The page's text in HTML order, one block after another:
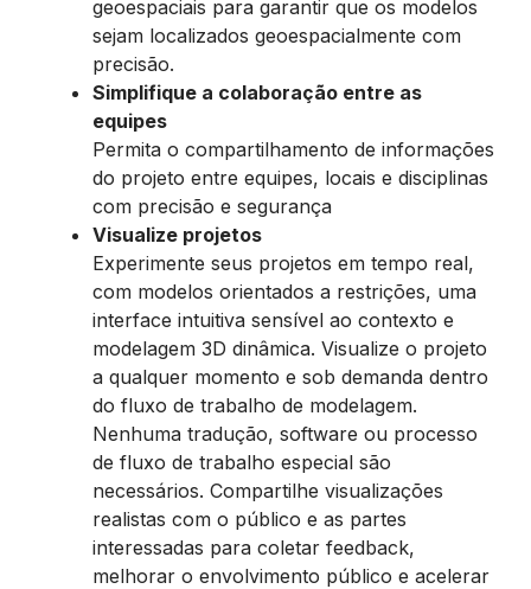
geoespaciais para garantir que os modelos
sejam localizados geoespacialmente com
precisão.
Simplifique a colaboração entre as
equipes
Permita o compartilhamento de informações
do projeto entre equipes, locais e disciplinas
com precisão e segurança
Visualize projetos
Experimente seus projetos em tempo real,
com modelos orientados a restrições, uma
interface intuitiva sensível ao contexto e
modelagem 3D dinâmica. Visualize o projeto
a qualquer momento e sob demanda dentro
do fluxo de trabalho de modelagem.
Nenhuma tradução, software ou processo
de fluxo de trabalho especial são
necessários. Compartilhe visualizações
realistas com o público e as partes
interessadas para coletar feedback,
melhorar o envolvimento público e acelerar